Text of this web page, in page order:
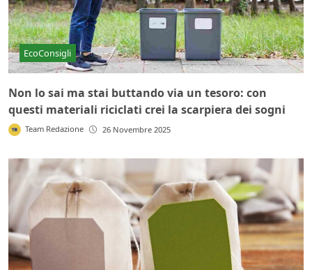
EcoConsigli
Non lo sai ma stai buttando via un tesoro: con
questi materiali riciclati crei la scarpiera dei sogni
Team Redazione 26 Novembre 2025